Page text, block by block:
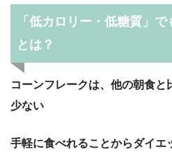
「低カロリー・低糖質」で
とは？
コーンフレークは、他の朝食
少ない
手軽に食べれることからダイエ